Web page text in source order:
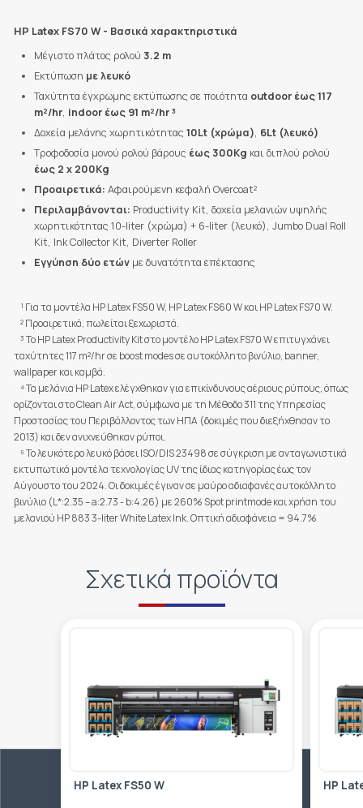
HP Latex FS70 W - Βασικά χαρακτηριστικά
Μέγιστο πλάτος ρολού 3.2 m
Εκτύπωση με λευκό
Ταχύτητα έγχρωμης εκτύπωσης σε ποιότητα outdoor έως 117
m²/hr, indoor έως 91 m²/hr ³
Δοχεία μελάνης χωρητικότητας 10Lt (χρώμα), 6Lt (λευκό)
Τροφοδοσία μονού ρολού βάρους έως 300Kg και διπλού ρολού
έως 2 x 200Kg
Προαιρετικά: Αφαιρούμενη κεφαλή Overcoat²
Περιλαμβάνονται: Productivity Kit, δοχεία μελανιών υψηλής
χωρητικότητας 10-liter (χρώμα) + 6-liter (λευκό), Jumbo Dual Roll
Kit, Ink Collector Kit, Diverter Roller
Εγγύηση δύο ετών με δυνατότητα επέκτασης
¹ Για τα μοντέλα HP Latex FS50 W, HP Latex FS60 W και HP Latex FS70 W.
² Προαιρετικά, πωλείται ξεχωριστά.
³ Το HP Latex Productivity Kit στο μοντέλο HP Latex FS70 W επιτυγχάνει
ταχύτητες 117 m²/hr σε boost modes σε αυτοκόλλητο βινύλιο, banner,
wallpaper και καμβά.
⁴Τα μελάνια HP Latex ελέγχθηκαν για επικίνδυνους αέριους ρύπους, όπως
ορίζονται στο Clean Air Act, σύμφωνα με τη Μέθοδο 311 της Υπηρεσίας
Προστασίας του Περιβάλλοντος των ΗΠΑ (δοκιμές που διεξήχθησαν το
2013) και δεν ανιχνεύθηκαν ρύποι.
⁵Το λευκότερο λευκό βάσει ISO/DIS 23498 σε σύγκριση με ανταγωνιστικά
εκτυπωτικά μοντέλα τεχνολογίας UV της ίδιας κατηγορίας έως τον
Αύγουστο του 2024. Οι δοκιμές έγιναν σε μαύρο αδιαφανές αυτοκόλλητο
βινύλιο (L*:2.35 – a:2.73 - b:4.26) με 260% Spot printmode και χρήση του
μελανιού HP 883 3-liter White Latex Ink. Οπτική αδιαφάνεια = 94.7%
Σχετικά προϊόντα
HP Latex FS50 W HP